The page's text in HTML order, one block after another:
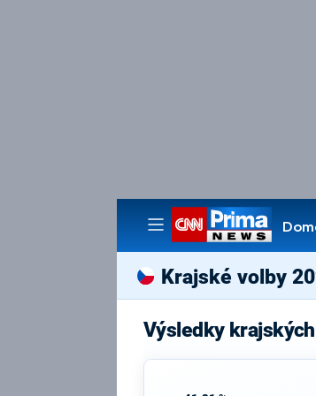
Krajské volby
Výsledky